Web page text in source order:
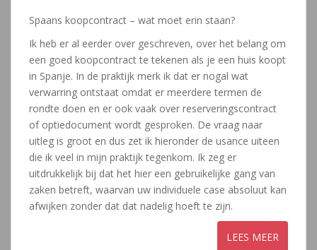
Spaans koopcontract – wat moet erin staan?
Ik heb er al eerder over geschreven, over het belang om
een goed koopcontract te tekenen als je een huis koopt
in Spanje. In de praktijk merk ik dat er nogal wat
verwarring ontstaat omdat er meerdere termen de
rondte doen en er ook vaak over reserveringscontract
of optiedocument wordt gesproken. De vraag naar
uitleg is groot en dus zet ik hieronder de usance uiteen
die ik veel in mijn praktijk tegenkom. Ik zeg er
uitdrukkelijk bij dat het hier een gebruikelijke gang van
zaken betreft, waarvan uw individuele case absoluut kan
afwijken zonder dat dat nadelig hoeft te zijn.